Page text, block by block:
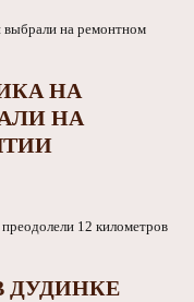
НА
НА
ДУДИНКЕ